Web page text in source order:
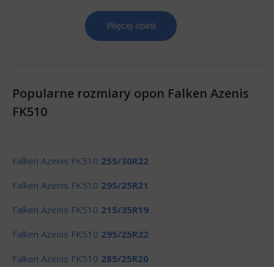
Więcej opinii
Popularne rozmiary opon Falken Azenis
FK510
Falken Azenis FK510 255/30R22
Falken Azenis FK510 295/25R21
Falken Azenis FK510 215/35R19
Falken Azenis FK510 295/25R22
Falken Azenis FK510 285/25R20